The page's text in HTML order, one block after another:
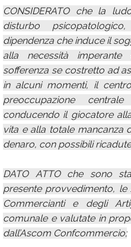
CONSIDERATO che la
disturbo
dipendenza che induce il
alla necessità
sofferenza se costretto ad
in alcuni momenti, il
preoccupazione
conducendo il giocatore
vita e alla totale mancanza
denaro, con possibili
DATO ATTO che sono
presente provvedimento, le
Commercianti e degli
comunale e valutate in
dall’Ascom Confcommercio;